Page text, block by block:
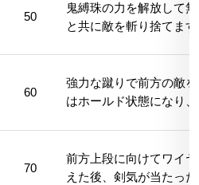
50
鬼縛珠の力を解放して
と共に敵を斬り捨てま
60
強力な蹴りで前方の敵
はホールド状態になり
70
前方上段に向けてワイ
えた後、剣気が当たっ